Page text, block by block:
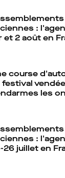
:
et 2 août en
course
festival
les
:
26 juillet en